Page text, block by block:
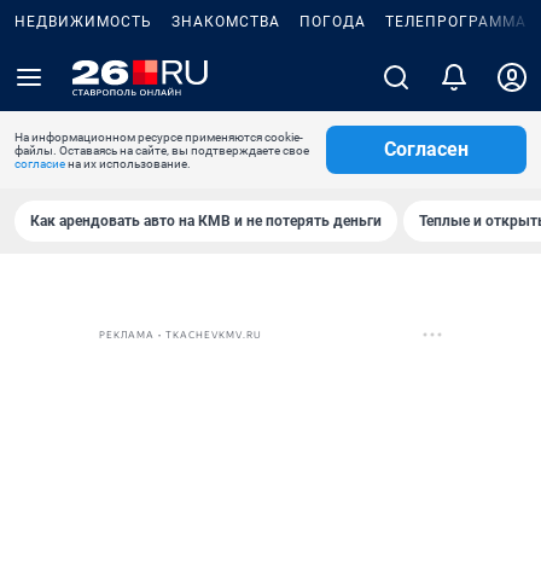
НЕДВИЖИМОСТЬ ЗНАКОМСТВА ПОГОДА ТЕЛЕПРОГРАММА
На информационном ресурсе применяются cookie-
файлы. Оставаясь на сайте, вы подтверждаете свое
согласиена их использование.
Согласен
Как арендовать авто на КМВ и не потерять деньги Теплые и
РЕКЛАМА • TKACHEVKMV.RU